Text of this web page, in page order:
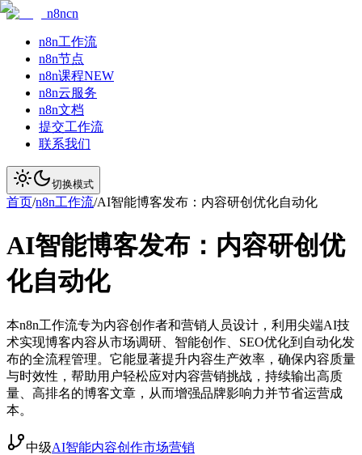
n8ncn
n8n工作流
n8n节点
n8n课程NEW
n8n云服务
n8n文档
提交工作流
联系我们
切换模式
首页/n8n工作流/AI智能博客发布：内容研创优化自动化
AI智能博客发布：内容研创优
化自动化
本n8n工作流专为内容创作者和营销人员设计，利用尖端AI技
术实现博客内容从市场调研、智能创作、SEO优化到自动化发
布的全流程管理。它能显著提升内容生产效率，确保内容质量
与时效性，帮助用户轻松应对内容营销挑战，持续输出高质
量、高排名的博客文章，从而增强品牌影响力并节省运营成
本。
中级AI智能内容创作市场营销